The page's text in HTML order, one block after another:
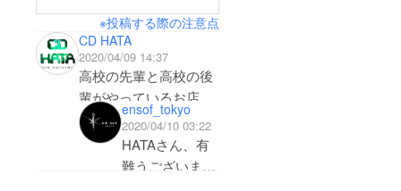
期となり、店舗の維
持、存続が困難となっ
た為、皆様のご支援、
ご協力を仰ぎたく、ク
ラウドファンディング
のプロジェクトを立ち
上げさせて頂きまし
※投稿する際の注意点
CD HATA
2020/04/09 14:37
高校の先輩と高校の後
輩がやっているお店で
す。
めっちゃ音が良い場
ensof_tokyo
2020/04/10 03:22
HATAさん、有
難うございま